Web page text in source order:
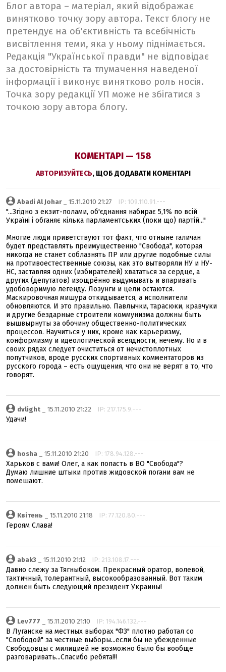
Блог автора – матеріал, який відображає
винятково точку зору автора. Текст блогу не
претендує на об'єктивність та всебічність
висвітлення теми, яка у ньому піднімається.
Редакція "Української правди" не відповідає
за достовірність та тлумачення наведеної
інформації і виконує винятково роль носія.
Точка зору редакції УП може не збігатися з
точкою зору автора блогу.
КОМЕНТАРІ — 158
АВТОРИЗУЙТЕСЬ, ЩОБ ДОДАВАТИ КОМЕНТАРІ
Abadi Al Johar_ 15.11.2010 21:27 IP: 109.110.91.---
"...Згідно з екзит-полами, об'єднання набирає 5,1% по всій
Україні і обганяє кілька парламентських (поки що) партій..."
Многие люди приветствуют тот факт, что отныне галичан
будет представлять преимущественно "Свобода", которая
никогда не станет соблазнять ПР или другие подобные силы
на противоестественные союзы, как это вытворяли НУ и НУ-
НС, заставляя одних (избирателей) хвататься за сердце, а
других (депутатов) изощрённо выдумывать и впаривать
удобоворимую легенду. Лозунги и цели остаются.
Маскировочная мишура откидывается, а исполнители
обновляются. И это правильно. Павлычки, тарасюки, кравчуки
и другие бездарные строители коммунизма должны быть
вышвырнуты за обочину общественно-политических
процессов. Научиться у них, кроме как карьеризму,
конформизму и идеологической всеядности, нечему. Но и в
своих рядах следует очиститься от нечистоплотных
попутчиков, вроде русских спортивных комментаторов из
русского города – есть ощущения, что они не верят в то, что
говорят.
dvlight _ 15.11.2010 21:22 IP: 217.175.9.---
Удачи!
hosha _ 15.11.2010 21:20 IP: 178.94.128.---
Харьков с вами! Олег, а как попасть в ВО "Свобода"?
Думаю лишние штыки против жидовской погани вам не
помешают.
Квiтень _ 15.11.2010 21:18 IP: 77.120.80.---
Героям Слава!
abak3 _ 15.11.2010 21:12 IP: 213.108.17.---
Давно слежу за Тягныбоком. Прекрасный оратор, волевой,
тактичный, толерантный, высокообразованный. Вот таким
должен быть следующий президент Украины!
Lev777 _ 15.11.2010 21:10 IP: 194.146.132.---
В Луганске на местных выборах "ФЗ" плотно работал со
"Свободой" за честные выборы...если бы не убежденные
Свободовцы с милицией не возможно было бы вообще
разговаривать...Спасибо ребята!!!